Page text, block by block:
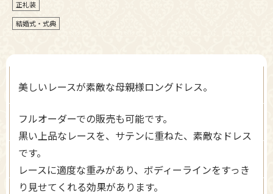
正礼装
結婚式・式典
美しいレースが素敵な母親様ロングドレス。
フルオーダーでの販売も可能です。
黒い上品なレースを、サテンに重ねた、素敵なドレス
です。
レースに適度な重みがあり、ボディーラインをすっき
り見せてくれる効果があります。